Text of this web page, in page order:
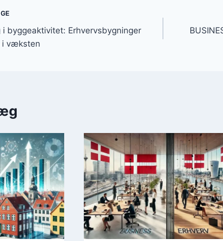
i byggeaktivitet: Erhvervsbygninger
i væksten